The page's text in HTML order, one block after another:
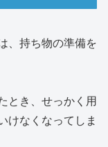
、持ち物の準備を
とき、せっかく用
けなくなってしま